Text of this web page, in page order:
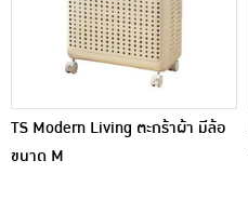
TS Modern Living ตะกร้าผ้า มีล้อ
ขนาด M